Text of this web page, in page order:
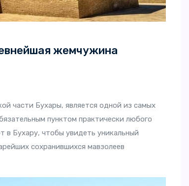
жемчужина
части Бухары, является одной из самых
пунктом практически любого
в Бухару, чтобы увидеть уникальный
сохранившихся мавзолеев